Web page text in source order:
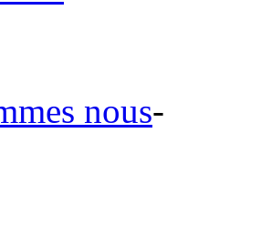
nous-